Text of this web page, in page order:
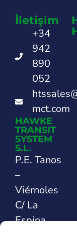
İletişim
+34
942
890
052
mct.com
HAWKE
TRANSIT
SYSTEM
S.L.
P.E. Tanos
–
Viérnoles
C/ La
Espina,